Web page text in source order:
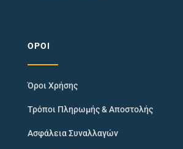
ΌΡΟΙ
Όροι Χρήσης
Τρόποι Πληρωμής & Αποστολής
Ασφάλεια Συναλλαγών